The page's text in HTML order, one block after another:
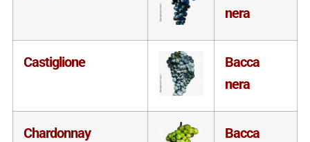
nera
Castiglione
Bacca
nera
Chardonnay
Bacca